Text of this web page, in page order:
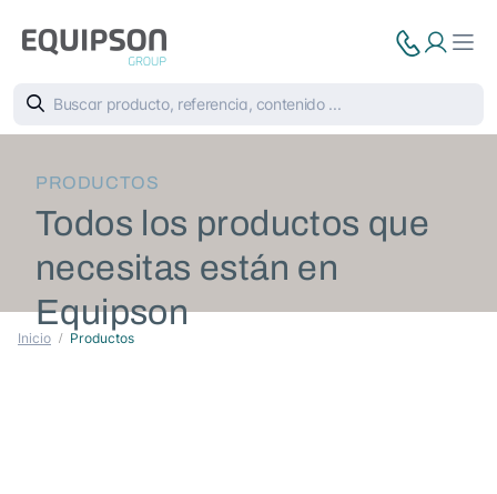
PRODUCTOS
Todos los productos que
necesitas están en
Equipson
Inicio Productos